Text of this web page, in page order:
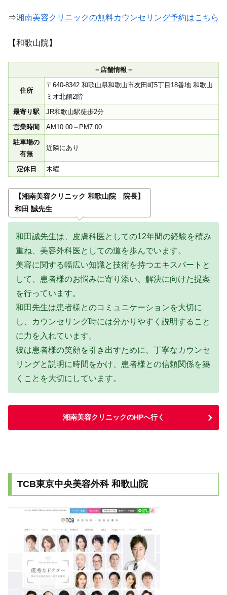
⇒湘南美容クリニックの無料カウンセリング予約はこちら
【和歌山院】
－店舗情報－
住所
〒640-8342 和歌山県和歌山市友田町5丁目18番地 和歌山
ミオ北館2階
最寄り駅
JR和歌山駅徒歩2分
営業時間
AM10:00～PM7:00
駐車場の
有無
近隣にあり
定休日 木曜
【湘南美容クリニック 和歌山院 院長】
和田 誠先生
和田誠先生は、皮膚科医としての12年間の経験を積み
重ね、美容外科医としての道を歩んでいます。
美容に関する幅広い知識と技術を持つエキスパートと
して、患者様のお悩みに寄り添い、解決に向けた提案
を行っています。
和田先生は患者様とのコミュニケーションを大切に
し、カウンセリング時には分かりやすく説明すること
に力を入れています。
彼は患者様の笑顔を引き出すために、丁寧なカウンセ
リングと説明に時間をかけ、患者様との信頼関係を築
くことを大切にしています。
湘南美容クリニックのHPへ行く
TCB東京中央美容外科 和歌山院